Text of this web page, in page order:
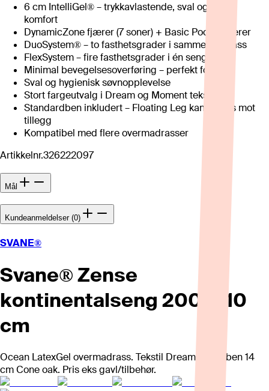
6 cm IntelliGel® – trykkavlastende, sval og lydløs
komfort
DynamicZone fjærer (7 soner) + Basic Pocket fjærer
DuoSystem® – to fasthetsgrader i samme madrass
FlexSystem – fire fasthetsgrader i én seng
Minimal bevegelsesoverføring – perfekt for par
Sval og hygienisk søvnopplevelse
Stort fargeutvalg i Dream og Moment tekstiler
Standardben inkludert – Floating Leg kan velges mot
tillegg
Kompatibel med flere overmadrasser
Artikkelnr.326222097
Mål
Kundeanmeldelser (0)
SVANE®
Svane® Zense
kontinentalseng 200x210
cm
Ocean LatexGel overmadrass. Tekstil Dream Sand, ben 14
cm Cone oak. Pris eks gavl/tilbehør.